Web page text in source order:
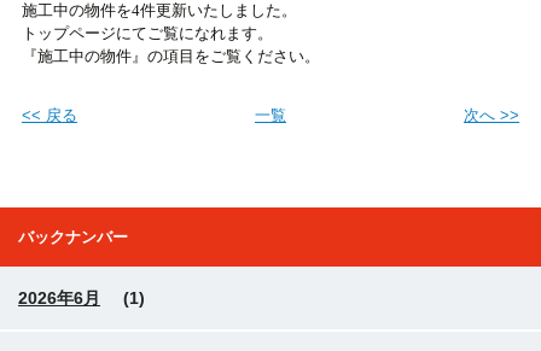
施工中の物件を4件更新いたしました。
トップページにてご覧になれます。
『施工中の物件』の項目をご覧ください。
<< 戻る 一覧 次へ >>
バックナンバー
2026年6月 (1)